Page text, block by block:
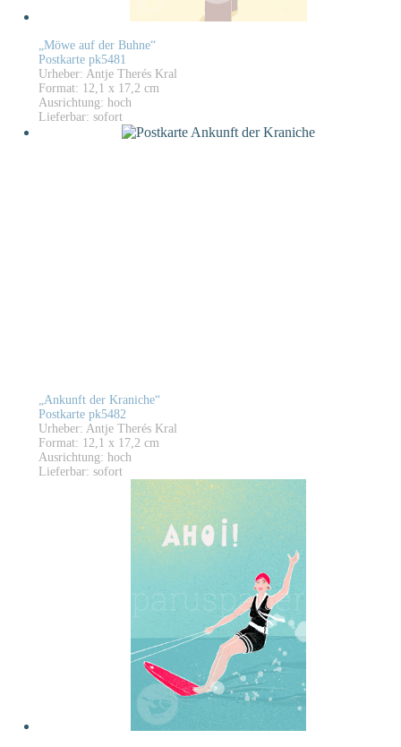
„Möwe auf der Buhne“
Postkarte pk5481
Urheber: Antje Therés Kral
Format: 12,1 x 17,2 cm
Ausrichtung: hoch
Lieferbar: sofort
„Ankunft der Kraniche“
Postkarte pk5482
Urheber: Antje Therés Kral
Format: 12,1 x 17,2 cm
Ausrichtung: hoch
Lieferbar: sofort